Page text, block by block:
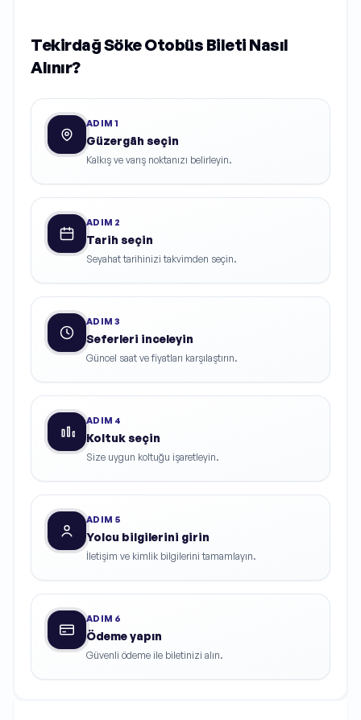
Tekirdağ Söke Otobüs Bileti Nasıl
Alınır?
ADIM1
Güzergâh seçin
Kalkış ve varış noktanızı belirleyin.
ADIM 2
Tarih seçin
Seyahat tarihinizi takvimden seçin.
ADIM3
Seferleri inceleyin
Güncel saat ve fiyatları karşılaştırın.
ADIM 4
Koltuk seçin
Size uygun koltuğu işaretleyin.
ADIM 5
Yolcu bilgilerini girin
İletişim ve kimlik bilgilerini tamamlayın.
ADIM 6
Ödeme yapın
Güvenli ödeme ile biletinizi alın.